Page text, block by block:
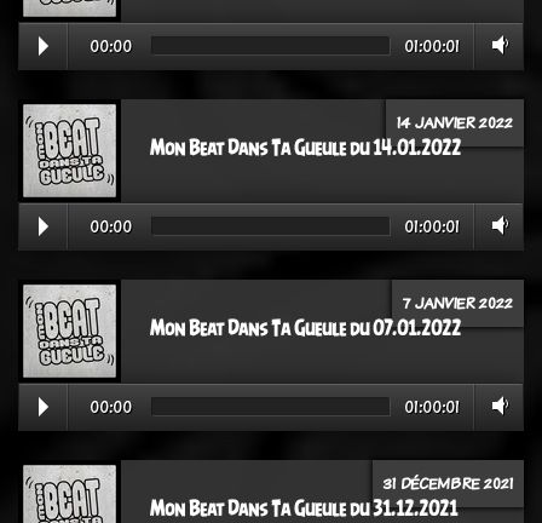
00:00 01:00:01
14 JANVIER 2022
Mon Beat Dans Ta Gueule du 14.01.2022
00:00 01:00:01
7 JANVIER 2022
Mon Beat Dans Ta Gueule du 07.01.2022
00:00 01:00:01
31 DÉCEMBRE 2021
Mon Beat Dans Ta Gueule du 31.12.2021